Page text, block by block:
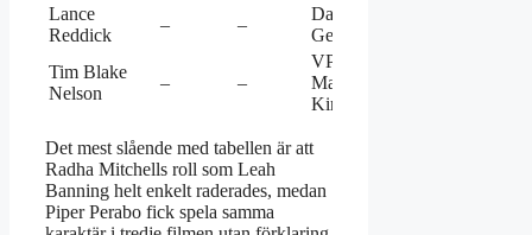
Lance
Reddick
– –
David
Gentry
Tim Blake
Nelson
– –
VP
Martin
Kirby
Det mest slående med tabellen är att
Radha Mitchells roll som Leah
Banning helt enkelt raderades, medan
Piper Perabo fick spela samma